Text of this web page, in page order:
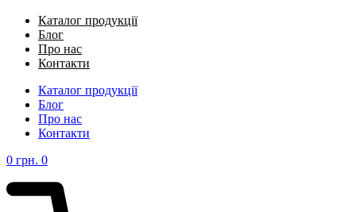
Каталог продукції
Блог
Про нас
Контакти
Каталог продукції
Блог
Про нас
Контакти
0 грн. 0